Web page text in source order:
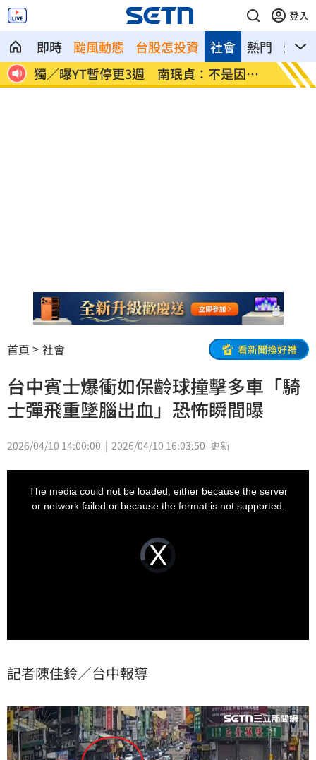
登入
即時 颱風動態 台股怎投資 熱門 影音
社會
李李仁慶祝父親節！合體大尾油土伯網看
傻
小孩
首頁 社會 看新聞換好禮
台中賓士爆衝如保齡球撞擊多車「騎
士彈飛重墜腦出血」恐怖瞬間曝
2026/04/10 14:00:00 2026/04/10 16:03:50 更新
Video
Player
is
loading.
The media could not be loaded, either because the server
or network failed or because the format is not supported.
記者陳佳鈴／台中報導